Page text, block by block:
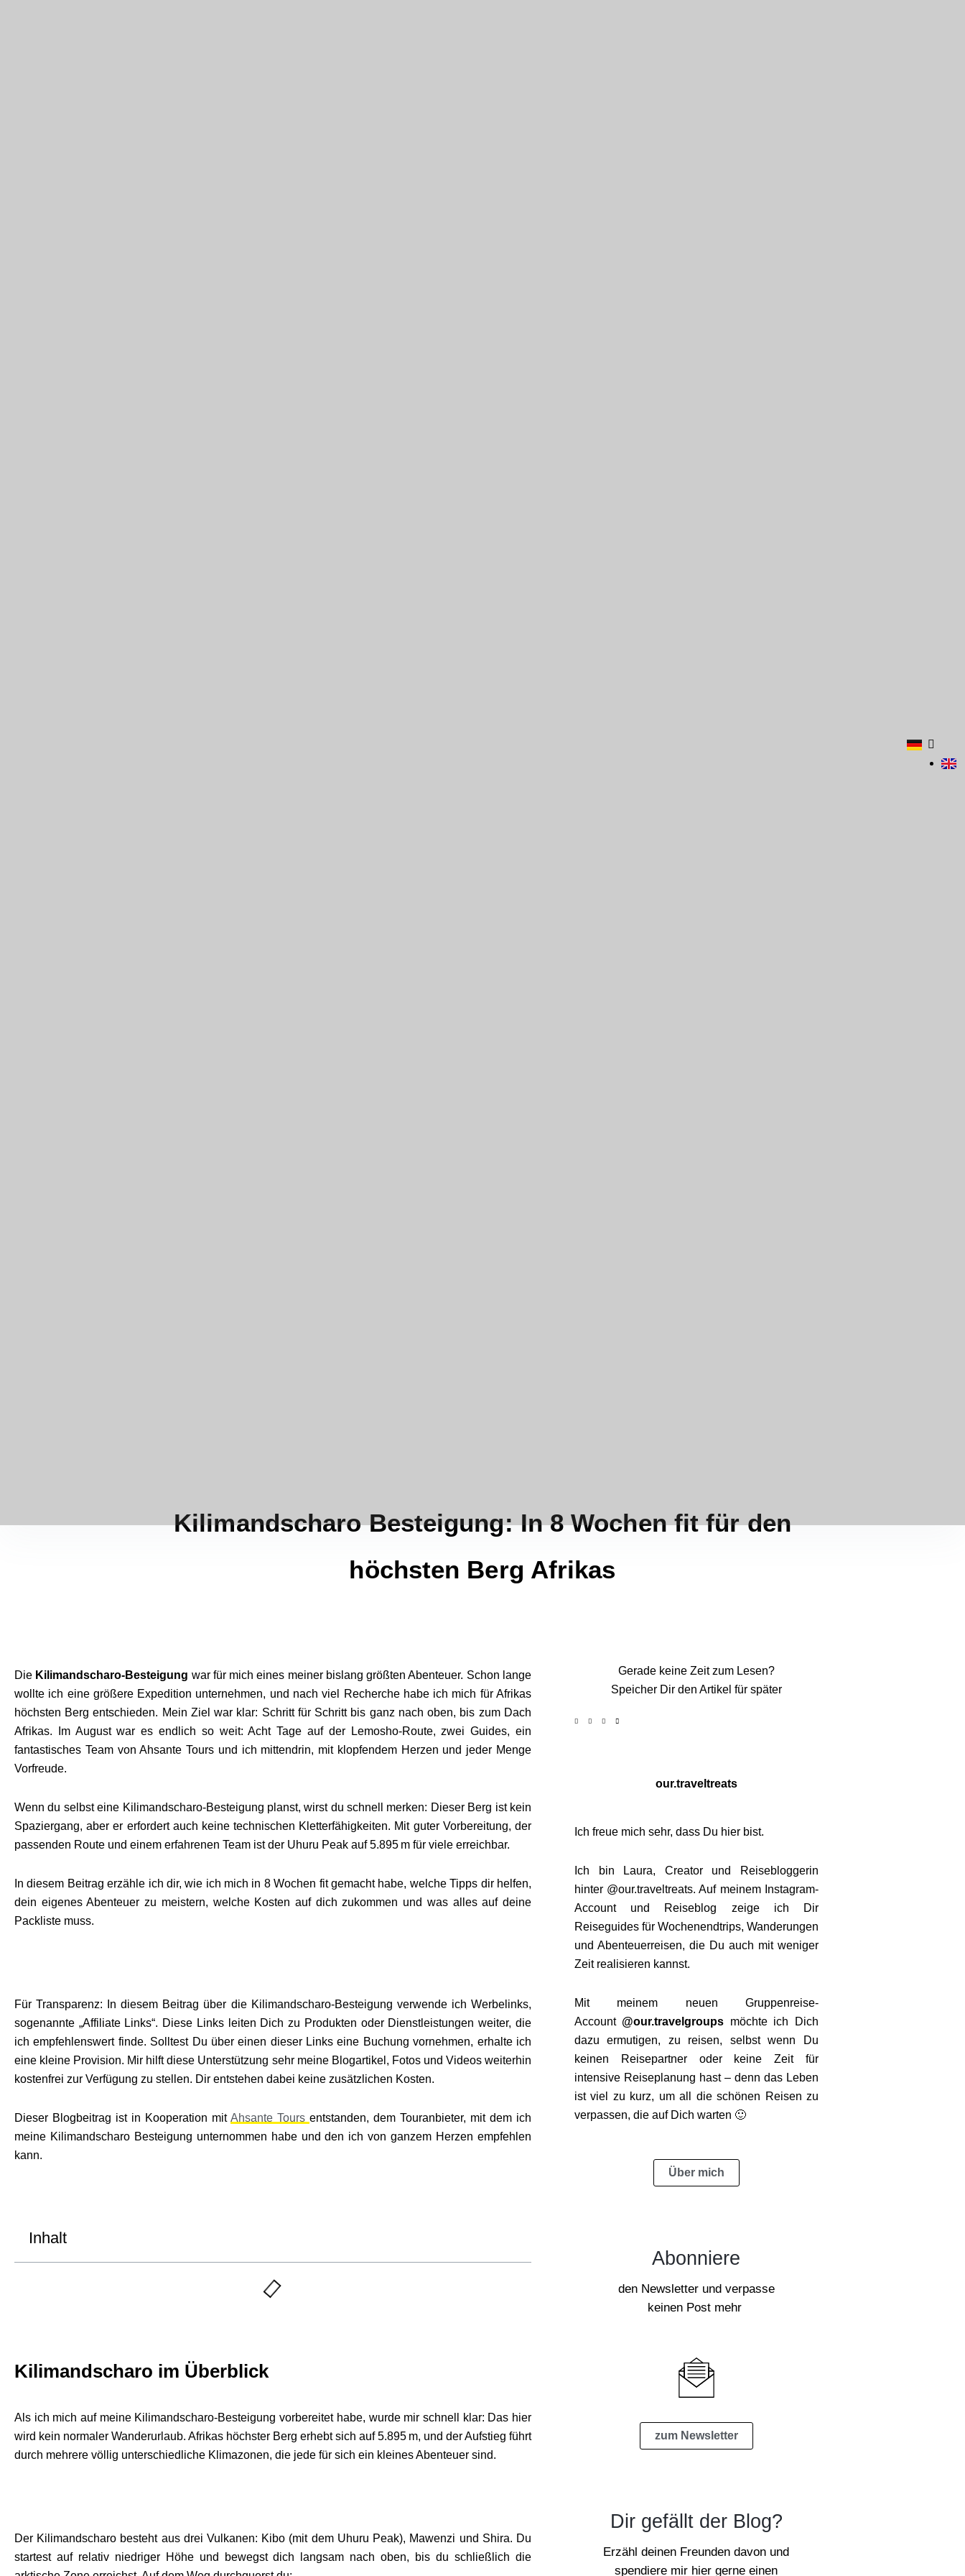
Kilimandscharo Besteigung: In 8 Wochen fit für den
höchsten Berg Afrikas
Die Kilimandscharo-Besteigung war für mich eines meiner bislang größten Abenteuer. Schon lange
wollte ich eine größere Expedition unternehmen, und nach viel Recherche habe ich mich für Afrikas
höchsten Berg entschieden. Mein Ziel war klar: Schritt für Schritt bis ganz nach oben, bis zum Dach
Afrikas. Im August war es endlich so weit: Acht Tage auf der Lemosho-Route, zwei Guides, ein
fantastisches Team von Ahsante Tours und ich mittendrin, mit klopfendem Herzen und jeder Menge
Vorfreude.
Wenn du selbst eine Kilimandscharo-Besteigung planst, wirst du schnell merken: Dieser Berg ist kein
Spaziergang, aber er erfordert auch keine technischen Kletterfähigkeiten. Mit guter Vorbereitung, der
passenden Route und einem erfahrenen Team ist der Uhuru Peak auf 5.895 m für viele erreichbar.
In diesem Beitrag erzähle ich dir, wie ich mich in 8 Wochen fit gemacht habe, welche Tipps dir helfen,
dein eigenes Abenteuer zu meistern, welche Kosten auf dich zukommen und was alles auf deine
Packliste muss.
Für Transparenz: In diesem Beitrag über die Kilimandscharo-Besteigung verwende ich Werbelinks,
sogenannte „Affiliate Links“. Diese Links leiten Dich zu Produkten oder Dienstleistungen weiter, die
ich empfehlenswert finde. Solltest Du über einen dieser Links eine Buchung vornehmen, erhalte ich
eine kleine Provision. Mir hilft diese Unterstützung sehr meine Blogartikel, Fotos und Videos weiterhin
kostenfrei zur Verfügung zu stellen. Dir entstehen dabei keine zusätzlichen Kosten.
Dieser Blogbeitrag ist in Kooperation mit Ahsante Tours entstanden, dem Touranbieter, mit dem ich
meine Kilimandscharo Besteigung unternommen habe und den ich von ganzem Herzen empfehlen
kann.
Inhalt
Kilimandscharo im Überblick
Als ich mich auf meine Kilimandscharo-Besteigung vorbereitet habe, wurde mir schnell klar: Das hier
wird kein normaler Wanderurlaub. Afrikas höchster Berg erhebt sich auf 5.895 m, und der Aufstieg führt
durch mehrere völlig unterschiedliche Klimazonen, die jede für sich ein kleines Abenteuer sind.
Der Kilimandscharo besteht aus drei Vulkanen: Kibo (mit dem Uhuru Peak), Mawenzi und Shira. Du
startest auf relativ niedriger Höhe und bewegst dich langsam nach oben, bis du schließlich die
Gerade keine Zeit zum Lesen?
Speicher Dir den Artikel für später
our.traveltreats
Ich freue mich sehr, dass Du hier bist.
Ich bin Laura, Creator und Reisebloggerin
hinter @our.traveltreats. Auf meinem Instagram-
Account und Reiseblog zeige ich Dir
Reiseguides für Wochenendtrips, Wanderungen
und Abenteuerreisen, die Du auch mit weniger
Zeit realisieren kannst.
Mit meinem neuen Gruppenreise-
Account @our.travelgroups möchte ich Dich
dazu ermutigen, zu reisen, selbst wenn Du
keinen Reisepartner oder keine Zeit für
intensive Reiseplanung hast – denn das Leben
ist viel zu kurz, um all die schönen Reisen zu
verpassen, die auf Dich warten 🙂
Über mich
Abonniere
den Newsletter und verpasse
keinen Post mehr
zum Newsletter
Dir gefällt der Blog?
Erzähl deinen Freunden davon und
spendiere mir hier gerne einen